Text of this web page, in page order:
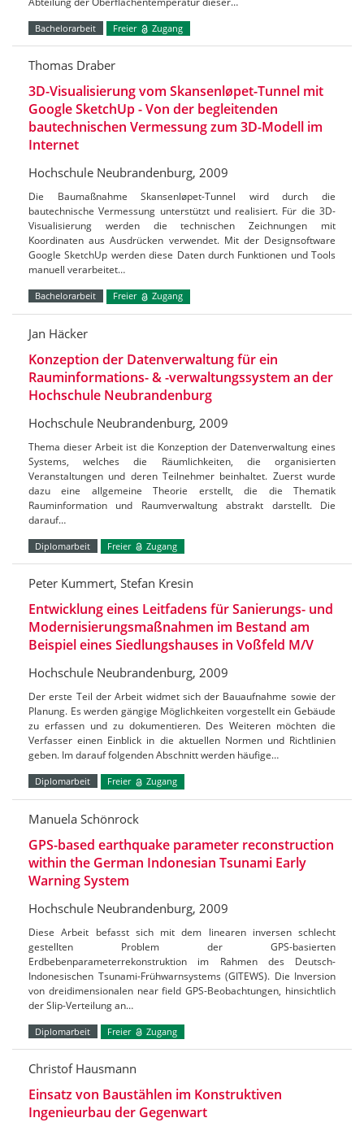
Bachelorarbeit Freier Zugang
Thomas Draber
3D-Visualisierung vom Skansenløpet-Tunnel mit
Google SketchUp - Von der begleitenden
bautechnischen Vermessung zum 3D-Modell im
Internet
Hochschule Neubrandenburg, 2009
Die Baumaßnahme Skansenløpet-Tunnel wird durch die
bautechnische Vermessung unterstützt und realisiert. Für die 3D-
Visualisierung werden die technischen Zeichnungen mit
Koordinaten aus Ausdrücken verwendet. Mit der Designsoftware
Google SketchUp werden diese Daten durch Funktionen und Tools
manuell verarbeitet…
Bachelorarbeit Freier Zugang
Jan Häcker
Konzeption der Datenverwaltung für ein
Rauminformations- & -verwaltungssystem an der
Hochschule Neubrandenburg
Hochschule Neubrandenburg, 2009
Thema dieser Arbeit ist die Konzeption der Datenverwaltung eines
Systems, welches die Räumlichkeiten, die organisierten
Veranstaltungen und deren Teilnehmer beinhaltet. Zuerst wurde
dazu eine allgemeine Theorie erstellt, die die Thematik
Rauminformation und Raumverwaltung abstrakt darstellt. Die
darauf…
Diplomarbeit Freier Zugang
Peter Kummert, Stefan Kresin
Entwicklung eines Leitfadens für Sanierungs- und
Modernisierungsmaßnahmen im Bestand am
Beispiel eines Siedlungshauses in Voßfeld M/V
Hochschule Neubrandenburg, 2009
Der erste Teil der Arbeit widmet sich der Bauaufnahme sowie der
Planung. Es werden gängige Möglichkeiten vorgestellt ein Gebäude
zu erfassen und zu dokumentieren. Des Weiteren möchten die
Verfasser einen Einblick in die aktuellen Normen und Richtlinien
geben. Im darauf folgenden Abschnitt werden häufige…
Diplomarbeit Freier Zugang
Manuela Schönrock
GPS-based earthquake parameter reconstruction
within the German Indonesian Tsunami Early
Warning System
Hochschule Neubrandenburg, 2009
Diese Arbeit befasst sich mit dem linearen inversen schlecht
gestellten Problem der GPS-basierten
Erdbebenparameterrekonstruktion im Rahmen des Deutsch-
Indonesischen Tsunami-Frühwarnsystems (GITEWS). Die Inversion
von dreidimensionalen near field GPS-Beobachtungen, hinsichtlich
der Slip-Verteilung an…
Diplomarbeit Freier Zugang
Christof Hausmann
Einsatz von Baustählen im Konstruktiven
Ingenieurbau der Gegenwart